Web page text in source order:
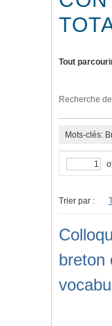
Tout
Recherche
Mots-clés:
Trier par :
breton